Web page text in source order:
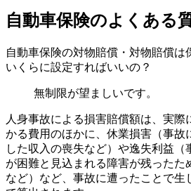
自動車保険のよくある
自動車保険の対物賠償・対物賠償は
いくらに設定すればいいの？
無制限が望ましいです。
人身事故による損害賠償額は、実際
かる費用のほかに、休業損害（事故
した収入の喪失など）や逸失利益（
が困難と見込まれる障害が残ったた
など）など、事故に遭ったことで生